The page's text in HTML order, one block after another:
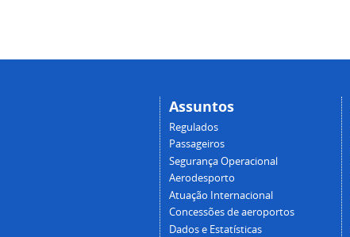
Assuntos
Regulados
Passageiros
Segurança Operacional
Aerodesporto
Atuação Internacional
Concessões de aeroportos
Dados e Estatísticas